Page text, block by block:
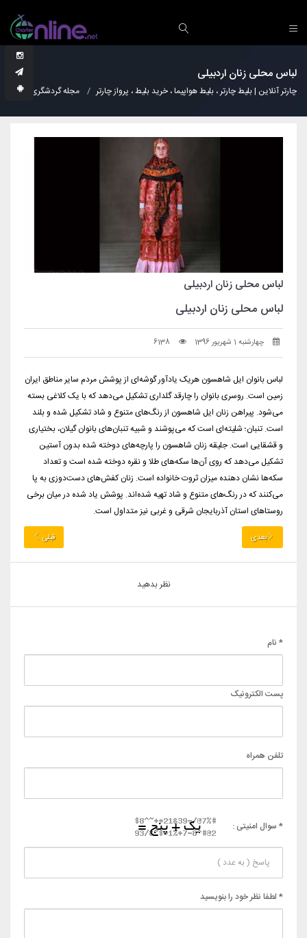
لباس محلی زنان اردبیلی
چارتر آنلاین | بلیط چارتر ، بلیط هواپیما ، خرید بلیط ، پرواز چارتر مجله گردشگری
لباس محلی زنان اردبیلی
لباس محلی زنان اردبیلی
چهارشنبه 1 شهریور 1396 6138
لباس بانوان ایل شاهسون هریک یادآور گوشه‌ای از پوشش مردم سایر مناطق ایران
زمین است. روسری بانوان را چارقد گلداری تشکیل می‌دهد که با یک کلاغی بسته
می‌شود. پیراهن زنان ایل شاهسون از رنگ‌های متنوع و شاد تشکیل شده و بلند
است. تنبان؛ شلیته‌ای است که می‌پوشند و شبیه تنبان‌های بانوان گیلان، بختیاری
و قشقایی است. جلیقه زنان شاهسون را پارچه‌های دوخته شده بدون آستین
تشکیل می‌دهد که روی آن‌ها سکه‌های طلا و نقره دوخته شده است و تعداد
سکه‌ها نشان دهنده میزان ثروت خانواده است. زنان کفش‌های دست‌دوزی به پا
می‌کنند که در رنگ‌های متنوع و شاد تهیه شده‌اند. پوشش یاد شده در میان برخی
روستاهای استان آذربایجان شرقی و غربی نیز متداول است.
بعدی قبلی
نظر بدهید
* نام
پست الکترونیک
تلفن همراه
* سوال امنیتی :
* لطفا نظر خود را بنویسید